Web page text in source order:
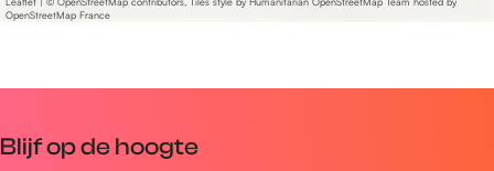
OpenStreetMap France
Blijf op de hoogte